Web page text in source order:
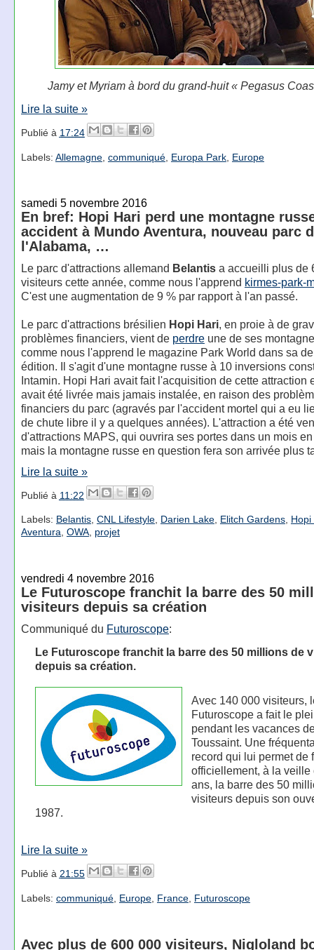
Jamy et Myriam à bord du grand-huit « Pegasus
Lire la suite »
Publié à 17:24
Labels: Allemagne, communiqué, Europa Park, Europe
samedi 5 novembre 2016
En bref: Hopi Hari perd une montagne
accident à Mundo Aventura, nouveau parc
l'Alabama, …
Le parc d'attractions allemand Belantisa accueilli plus de
visiteurs cette année, comme nous l'apprend kirmes-park-
C'est une augmentation de 9 % par rapport à l'an passé.
Le parc d'attractions brésilien Hopi Hari, en proie à de
problèmes financiers, vient de perdreune de ses
comme nous l'apprend le magazine Park World dans sa
édition. Il s'agit d'une montagne russe à 10 inversions
Intamin. Hopi Hari avait fait l'acquisition de cette attraction
avait été livrée mais jamais instalée, en raison des
financiers du parc (agravés par l'accident mortel qui a eu
de chute libre il y a quelques années). L'attraction a été
d'attractions MAPS, qui ouvrira ses portes dans un mois
mais la montagne russe en question fera son arrivée plus
Lire la suite »
Publié à 11:22
Labels: Belantis, CNL Lifestyle, Darien Lake, Elitch Gardens, Hopi
Aventura, OWA, projet
vendredi 4 novembre 2016
Le Futuroscope franchit la barre des 50
visiteurs depuis sa création
Communiqué du Futuroscope:
Le Futuroscope franchit la barre des 50 millions de
depuis sa création.
Avec 140 000 visiteurs,
Futuroscope a fait le
pendant les vacances
Toussaint. Une
record qui lui permet de
officiellement, à la veille
ans, la barre des 50
visiteurs depuis son
1987.
Lire la suite »
Publié à 21:55
Labels: communiqué, Europe, France, Futuroscope
Avec plus de 600 000 visiteurs, Nigloland